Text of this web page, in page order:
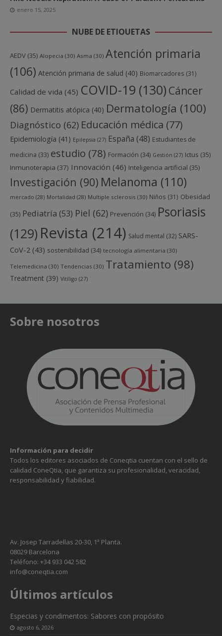
enero 15, 2025
NUBE DE ETIQUETAS
AEDV (35) Alopecia (30) Asma (30) Atención primaria
(106) Atención primaria de salud (40) Biomarcadores (31)
Calidad de vida (45) COVID-19 (130) Cáncer
(86) Dermatitis atópica (40) Dermatología (100)
Diagnóstico (62) Educación médica (77)
Epidemiología (41) Epilepsia (27) España (48) Estudiantes de
medicina (33) estudio (78) Formación (34) Gestión (27) Ictus (35)
Inmunoterapia (37) Innovación (46) Inteligencia artificial (35)
Investigación (90) Melanoma (110)
mercado (28) Mortalidad (28) Multiple sclerosis (30) Niños (31) Obesidad
(35) Pediatría (53) Piel (62) Prevención (34) Psoriasis
(129) Revista (214) Salud mental (32) SARS-
CoV-2 (43) sostenibilidad (34) tecnología alimentaria (30)
Telemedicina (30) Tendencias (30) Tratamiento (98)
Treatment (39) Vitíligo (27)
Sobre nosotros
Información para decidir
Todos los editores asociados de Coneqtia cuentan con el sello de
calidad ConeQtia, que garantiza su profesionalidad, veracidad,
responsabilidad y fiabilidad.
Av. Josep Tarradellas 20-30, 1ª Planta.
08029 Barcelona
Teléfono: +34 933 042 582
info@coneqtia.com
Últimos artículos
Especias y condimentos: Sabores con propósito
agosto 6, 2026